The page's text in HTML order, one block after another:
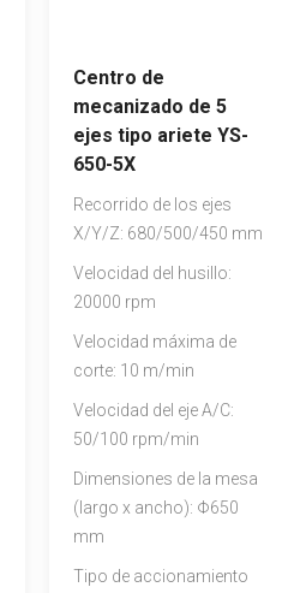
Centro de
mecanizado de 5
ejes tipo ariete YS-
650-5X
Recorrido de los ejes
X/Y/Z: 680/500/450 mm
Velocidad del husillo:
20000 rpm
Velocidad máxima de
corte: 10 m/min
Velocidad del eje A/C:
50/100 rpm/min
Dimensiones de la mesa
(largo x ancho): Φ650
mm
Tipo de accionamiento